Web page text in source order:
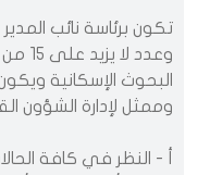
تكون برئاسة نائب
وعدد
البحوث الإسكانية
وممثل لإدارة الشؤون
أ - النظر في كافة